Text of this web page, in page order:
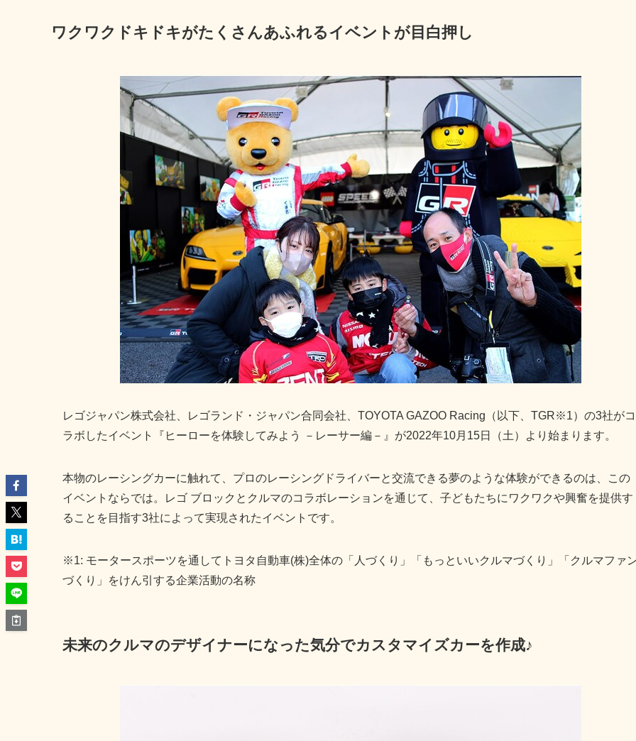
ワクワクドキドキがたくさんあふれるイベントが目白押し
レゴジャパン株式会社、レゴランド・ジャパン合同会社、TOYOTA GAZOO Racing（以下、TGR※1）の3社がコ
ラボしたイベント『ヒーローを体験してみよう －レーサー編－』が2022年10月15日（土）より始まります。
本物のレーシングカーに触れて、プロのレーシングドライバーと交流できる夢のような体験ができるのは、この
イベントならでは。レゴ ブロックとクルマのコラボレーションを通じて、子どもたちにワクワクや興奮を提供す
ることを目指す3社によって実現されたイベントです。
※1: モータースポーツを通してトヨタ自動車(株)全体の「人づくり」「もっといいクルマづくり」「クルマファ
づくり」をけん引する企業活動の名称
未来のクルマのデザイナーになった気分でカスタマイズカーを作成♪